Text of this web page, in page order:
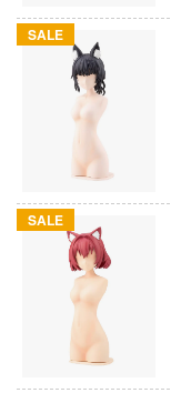
SALE
SALE
ぐらし
ボット大戦OG
トファイターシリーズ
スパイファミリー)